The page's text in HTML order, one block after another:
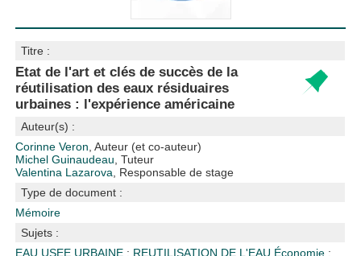
Titre :
Etat de l'art et clés de succès de la
réutilisation des eaux résiduaires
urbaines : l'expérience américaine
Auteur(s) :
Corinne Veron , Auteur (et co-auteur)
Michel Guinaudeau , Tuteur
Valentina Lazarova , Responsable de stage
Type de document :
Mémoire
Sujets :
EAU USEE URBAINE ; REUTILISATION DE L'EAU Économie ;